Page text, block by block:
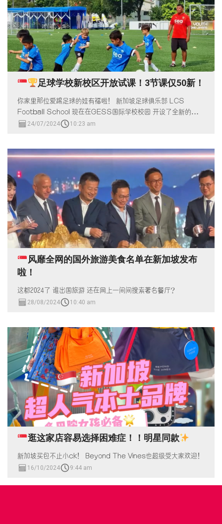
足球学校新校区开放试课！3节课仅50新！
你家里那位爱踢足球的娃有福啦！ 新加坡足球俱乐部 LCS
Football School 现在在GESS国际学校校园 开设了全新的足球
训练校区！
24/07/2024 10:23 am
风靡全网的国外旅游美食名单在新加坡发布
啦！
28/08/2024 10:40 am
逛这家店容易选择困难症！！明星同款
新加坡买包不止小ck！ Beyond The Vines也超级受大家欢迎！
16/10/2024 9:44 am